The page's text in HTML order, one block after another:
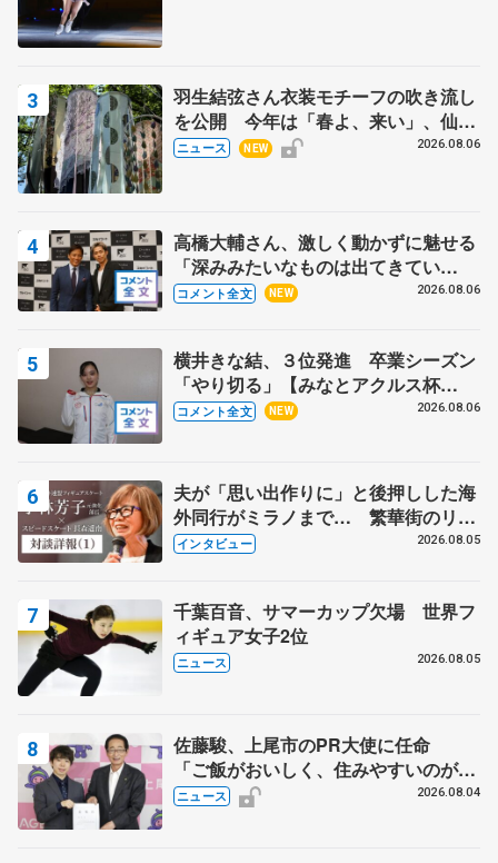
羽生結弦さん衣装モチーフの吹き流し
を公開 今年は「春よ、来い」、仙台
の瑞鳳殿
ニュース NEW 2026.08.06
高橋大輔さん、激しく動かずに魅せる
「深みみたいなものは出てきてい
る？」 〝兄さん〟と慕うレジェンド
コメント全文 NEW 2026.08.06
横井きな結、３位発進 卒業シーズン
「やり切る」【みなとアクルス杯
SP】
コメント全文 NEW 2026.08.06
夫が「思い出作りに」と後押しした海
外同行がミラノまで… 繁華街のリン
クでは不良のお兄さんも味方に 小林
インタビュー 2026.08.05
千葉百音、サマーカップ欠場 世界フ
ィギュア女子2位
ニュース 2026.08.05
佐藤駿、上尾市のPR大使に任命
「ご飯がおいしく、住みやすいのが魅
力」
ニュース 2026.08.04